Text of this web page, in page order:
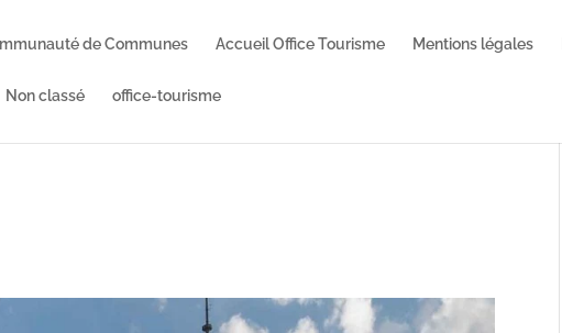
de Communes Accueil Office Tourisme Mentions légales
Non classé office-tourisme